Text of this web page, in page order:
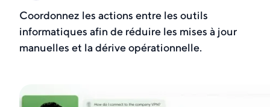
Coordonnez les actions entre les outils
informatiques afin de réduire les mises à jour
manuelles et la dérive opérationnelle.